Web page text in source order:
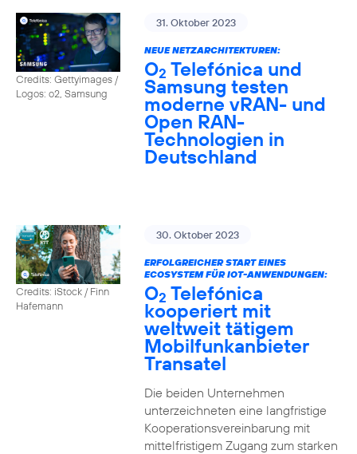
Credits: Gettyimages /
Logos: o2, Samsung
31. Oktober 2023
NEUE NETZARCHITEKTUREN:
O2 Telefónica und
Samsung testen
moderne vRAN- und
Open RAN-
Technologien in
Deutschland
Credits: iStock / Finn
Hafemann
30. Oktober 2023
ERFOLGREICHER START EINES
ECOSYSTEM FÜR IOT-ANWENDUNGEN:
O2 Telefónica
kooperiert mit
weltweit tätigem
Mobilfunkanbieter
Transatel
Die beiden Unternehmen
unterzeichneten eine langfristige
Kooperationsvereinbarung mit
mittelfristigem Zugang zum starken